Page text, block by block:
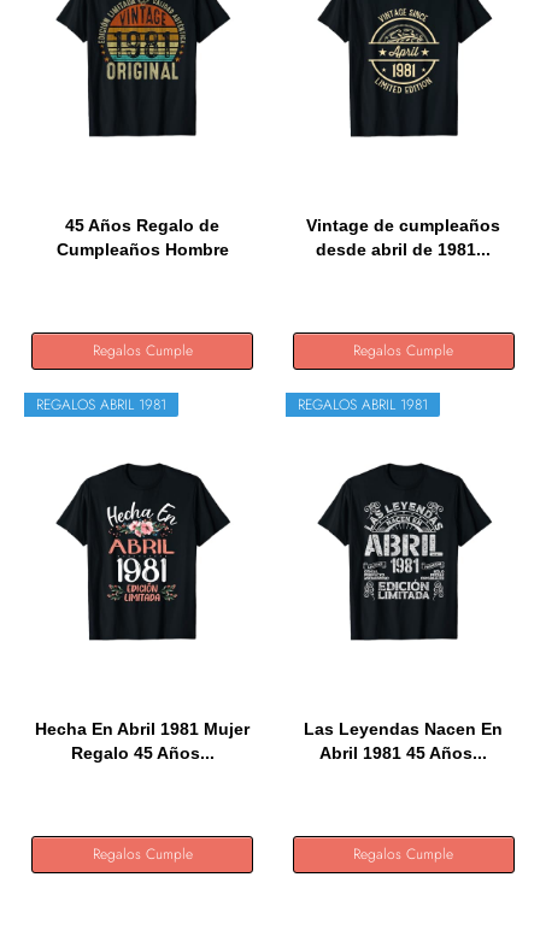
45 Años Regalo de
Cumpleaños Hombre
Regalos Cumple
Vintage de cumpleaños
desde abril de 1981...
Regalos Cumple
REGALOS ABRIL 1981
Hecha En Abril 1981 Mujer
Regalo 45 Años...
Regalos Cumple
REGALOS ABRIL 1981
Las Leyendas Nacen En
Abril 1981 45 Años...
Regalos Cumple